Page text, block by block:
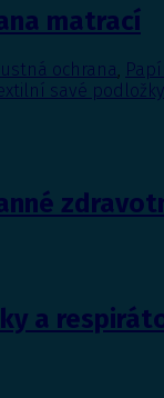
matrací
ochrana,
savé podložky
a